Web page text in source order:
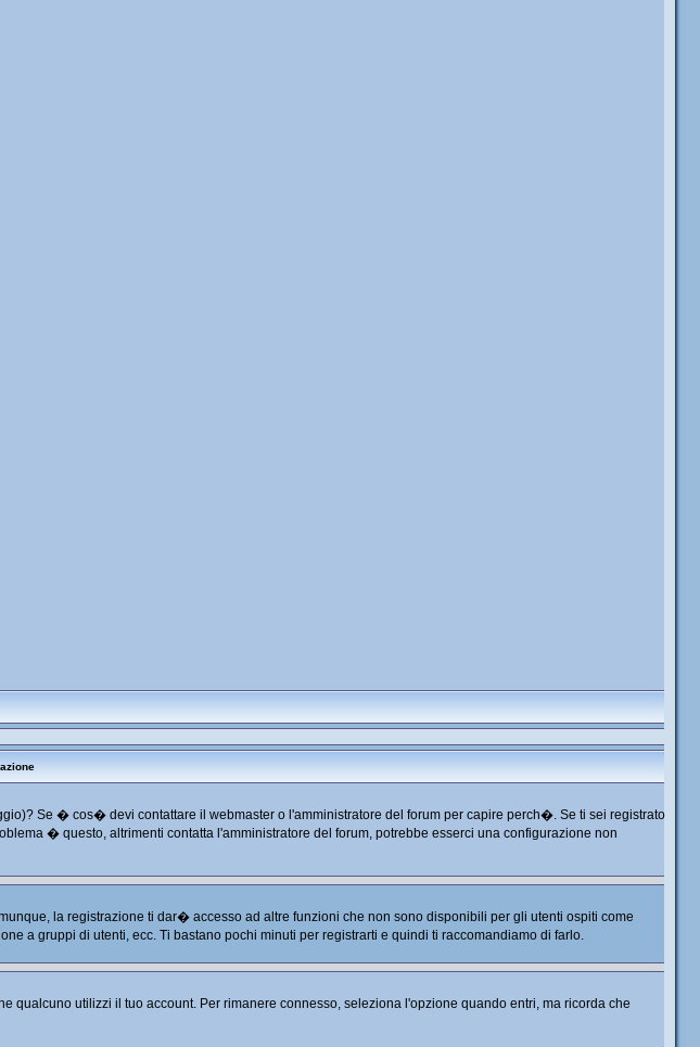
Se � cos� devi contattare il webmaster o l'amministratore del forum per capire perch�. Se ti sei registrato
� questo, altrimenti contatta l'amministratore del forum, potrebbe esserci una configurazione non
la registrazione ti dar� accesso ad altre funzioni che non sono disponibili per gli utenti ospiti come
a gruppi di utenti, ecc. Ti bastano pochi minuti per registrarti e quindi ti raccomandiamo di farlo.
qualcuno utilizzi il tuo account. Per rimanere connesso, seleziona l'opzione quando entri, ma ricorda che